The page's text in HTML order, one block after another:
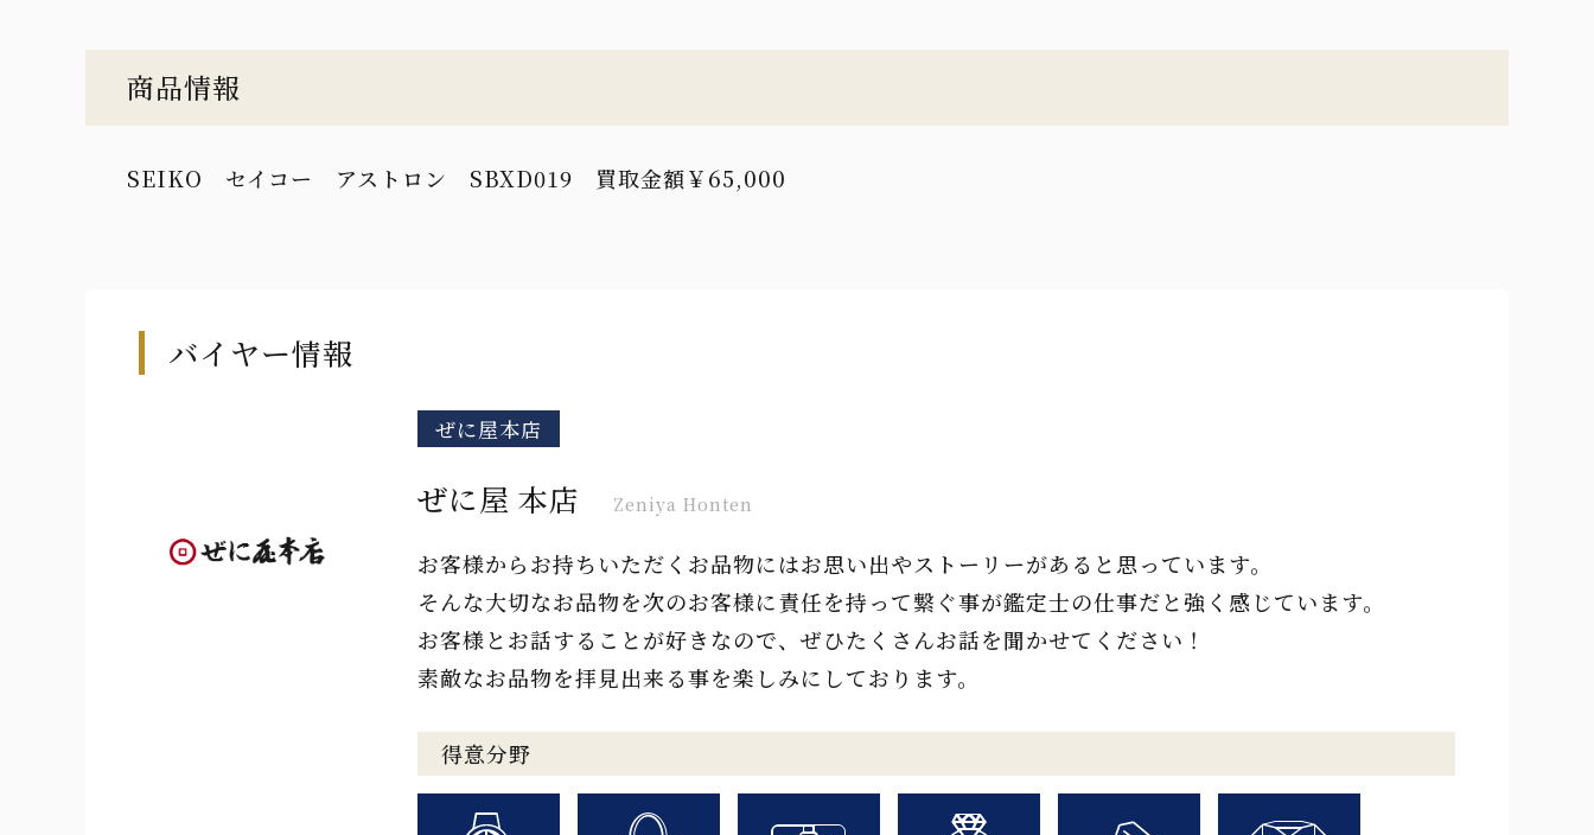
商品情報
SEIKO セイコー アストロン SBXD019 買取金額￥65,000
バイヤー情報
ぜに屋本店
ぜに屋 本店 Zeniya Honten
お客様からお持ちいただくお品物にはお思い出やストーリーがあると思っています。
そんな大切なお品物を次のお客様に責任を持って繋ぐ事が鑑定士の仕事だと強く感じています。
お客様とお話することが好きなので、ぜひたくさんお話を聞かせてください！
素敵なお品物を拝見出来る事を楽しみにしております。
得意分野